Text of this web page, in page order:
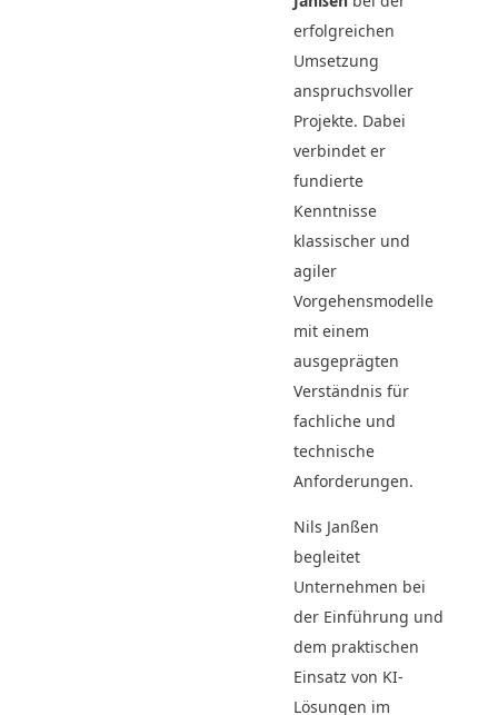
erfolgreichen
Umsetzung
anspruchsvoller
Projekte. Dabei
verbindet er
fundierte
Kenntnisse
klassischer und
agiler
Vorgehensmodelle
mit einem
ausgeprägten
Verständnis für
fachliche und
technische
Anforderungen.
Nils Janßen
begleitet
Unternehmen bei
der Einführung und
dem praktischen
Einsatz von KI-
Lösungen im